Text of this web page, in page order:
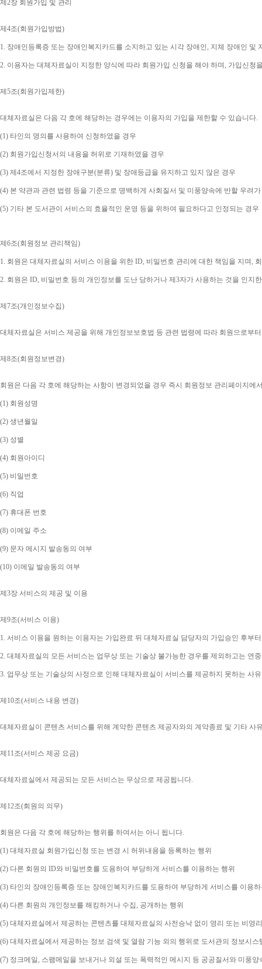
제 2장 회원가입 및 관리
제 4조(회원가입방법)
1. 장애인등록증 또는 장애인복지카드를 소지하고 있는 시각 장애인, 지체 장애인 및
2. 이용자는 대체자료실이 지정한 양식에 따라 회원가입 신청을 해야 하며, 가입신청
제 5조(회원가입제한)
대체자료실은 다음 각 호에 해당하는 경우에는 이용자의 가입을 제한할 수 있습니다.
(1) 타인의 명의를 사용하여 신청하였을 경우
(2) 회원가입신청서의 내용을 허위로 기재하였을 경우
(3) 제 4조에서 지정한 장애구분(분류) 및 장애등급을 유지하고 있지 않은 경우
(4) 본 약관과 관련 법령 등을 기준으로 명백하게 사회질서 및 미풍양속에 반할 우려
(5) 기타 본 도서관이 서비스의 효율적인 운영 등을 위하여 필요하다고 인정되는 경우
제 6조(회원정보 관리책임)
1. 회원은 대체자료실의 서비스 이용을 위한 ID, 비밀번호 관리에 대한 책임을 지며,
2. 회원은 ID, 비밀번호 등의 개인정보를 도난 당하거나 제 3자가 사용하는 것을 인지
제 7조(개인정보수집)
대체자료실은 서비스 제공을 위해 개인정보보호법 등 관련 법령에 따라 회원으로부
제 8조(회원정보변경)
회원은 다음 각 호에 해당하는 사항이 변경되었을 경우 즉시 회원정보 관리페이지에
(1) 회원성명
(2) 생년월일
(3) 성별
(4) 회원아이디
(5) 비밀번호
(6) 직업
(7) 휴대폰 번호
(8) 이메일 주소
(9) 문자 메시지 발송동의 여부
(10) 이메일 발송동의 여부
제 3장 서비스의 제공 및 이용
제 9조(서비스 이용)
1. 서비스 이용을 원하는 이용자는 가입완료 뒤 대체자료실 담당자의 가입승인 후부
2. 대체자료실의 모든 서비스는 업무상 또는 기술상 불가능한 경우를 제외하고는 연
3. 업무상 또는 기술상의 사정으로 인해 대체자료실이 서비스를 제공하지 못하는 사
제 10조(서비스 내용 변경)
대체자료실이 콘텐츠 서비스를 위해 계약한 콘텐츠 제공자와의 계약종료 및 기타
제 11조(서비스 제공 요금)
대체자료실에서 제공되는 모든 서비스는 무상으로 제공됩니다.
제 12조(회원의 의무)
회원은 다음 각 호에 해당하는 행위를 하여서는 아니 됩니다.
(1) 대체자료실 회원가입신청 또는 변경 시 허위내용을 등록하는 행위
(2) 다른 회원의 ID와 비밀번호를 도용하여 부당하게 서비스를 이용하는 행위
(3) 타인의 장애인등록증 또는 장애인복지카드를 도용하여 부당하게 서비스를 이용
(4) 다른 회원의 개인정보를 해킹하거나 수집, 공개하는 행위
(5) 대체자료실에서 제공하는 콘텐츠를 대체자료실의 사전승낙 없이 영리 또는 비영
(6) 대체자료실에서 제공하는 정보 검색 및 열람 기능 외의 행위로 도서관의 정보시스
(7) 정크메일 , 스팸메일을 보내거나 외설 또는 폭력적인 메시지 등 공공질서와 미풍